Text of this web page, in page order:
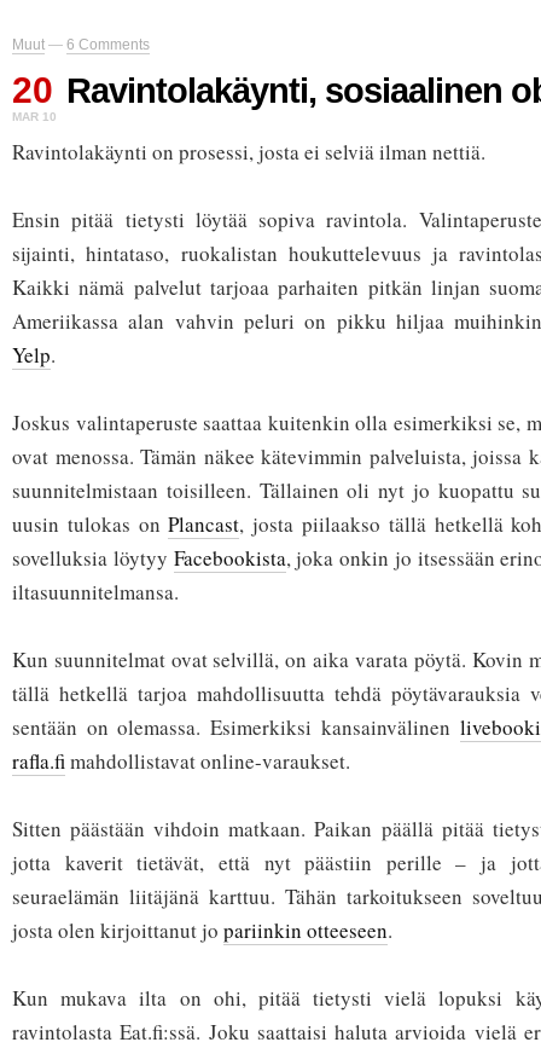
Muut — 6 Comments
20
MAR 10
Ravintolakäynti, sosiaalinen
Ravintolakäynti on prosessi, josta ei selviä ilman nettiä.
Ensin pitää tietysti löytää sopiva ravintola.
sijainti, hintataso, ruokalistan houkuttelevuus ja
Kaikki nämä palvelut tarjoaa parhaiten pitkän linjan
Ameriikassa alan vahvin peluri on pikku hiljaa
Yelp.
Joskus valintaperuste saattaa kuitenkin olla esimerkiksi se,
ovat menossa. Tämän näkee kätevimmin palveluista, joissa
suunnitelmistaan toisilleen. Tällainen oli nyt jo kuopattu
uusin tulokas onPlancast, josta piilaakso tällä hetkellä
sovelluksia löytyy Facebookista, joka onkin jo itsessään
iltasuunnitelmansa.
Kun suunnitelmat ovat selvillä, on aika varata pöytä. Kovin
tällä hetkellä tarjoa mahdollisuutta tehdä pöytävarauksia
sentään on olemassa. Esimerkiksi kansainvälinen
rafla.fimahdollistavat online-varaukset.
Sitten päästään vihdoin matkaan. Paikan päällä pitää
jotta kaverit tietävät, että nyt päästiin perille – ja
seuraelämän liitäjänä karttuu. Tähän tarkoitukseen
josta olen kirjoittanut jo pariinkin otteeseen.
Kun mukava ilta on ohi, pitää tietysti vielä lopuksi
ravintolasta Eat.fi:ssä. Joku saattaisi haluta arvioida vielä